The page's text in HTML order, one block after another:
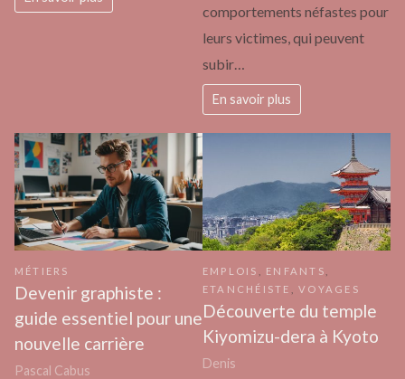
comportements néfastes pour
leurs victimes, qui peuvent
subir…
En savoir plus
MÉTIERS
Devenir graphiste :
guide essentiel pour une
nouvelle carrière
Pascal Cabus
EMPLOIS ENFANTS
ETANCHÉISTE
,VOYAGES
Découverte du temple
Kiyomizu-dera à Kyoto
Denis